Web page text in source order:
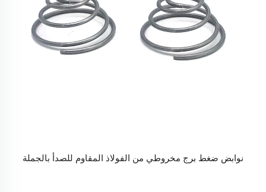
نوابض ضغط برج مخروطي من الفولاذ المقاوم للصدأ بالجملة